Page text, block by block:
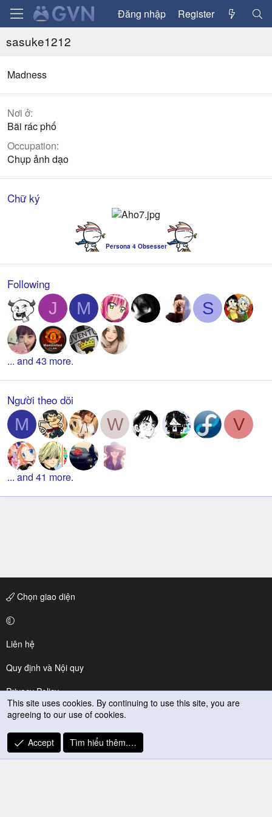
Đăng nhập Register
sasuke1212
Madness
Nơi ở
Bãi rác phố
Occupation
Chụp ảnh dạo
Chữ ký
Persona 4 Obsesser
Following
J M S
... and 43 more.
Người theo dõi
M W V
... and 41 more.
Chọn giao diện
Liên hệ
Quy định và Nội quy
Privacy Policy
Trợ giúp
R
S
This site uses cookies. By continuing to use this site, you are
agreeing to our use of cookies.
Accept Tìm hiểu thêm.…